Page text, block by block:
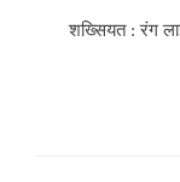
शख्सियत : रंग